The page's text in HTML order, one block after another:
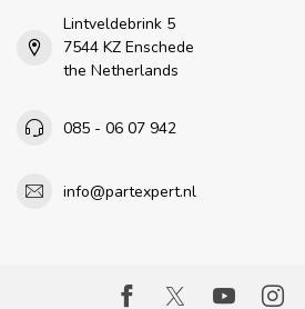
Lintveldebrink 5
7544 KZ Enschede
the Netherlands
085 - 06 07 942
info@partexpert.nl